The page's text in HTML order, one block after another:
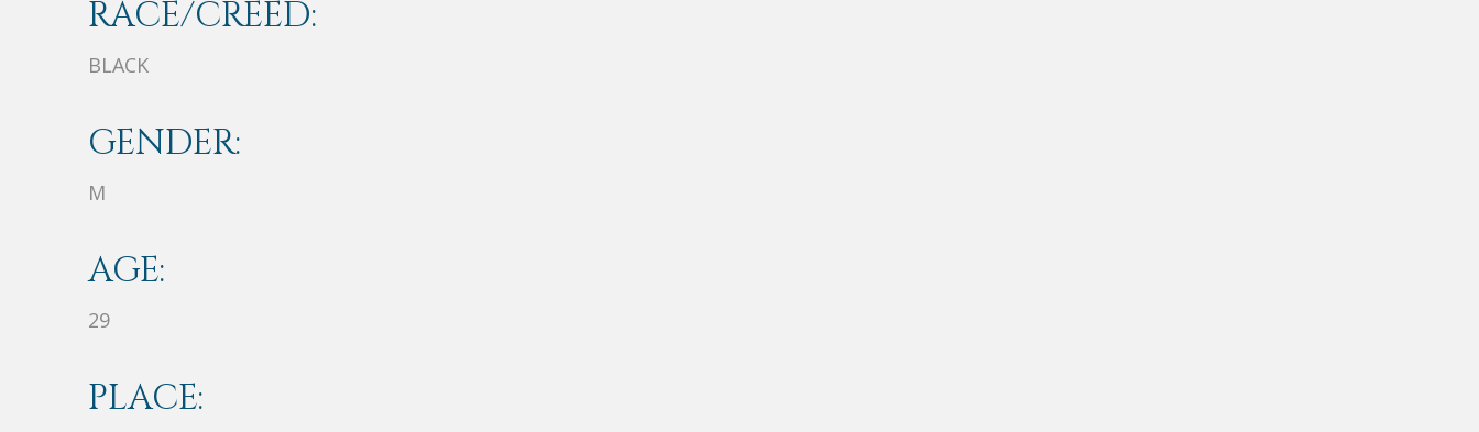
RACE/CREED:
BLACK
GENDER:
M
AGE:
29
PLACE: